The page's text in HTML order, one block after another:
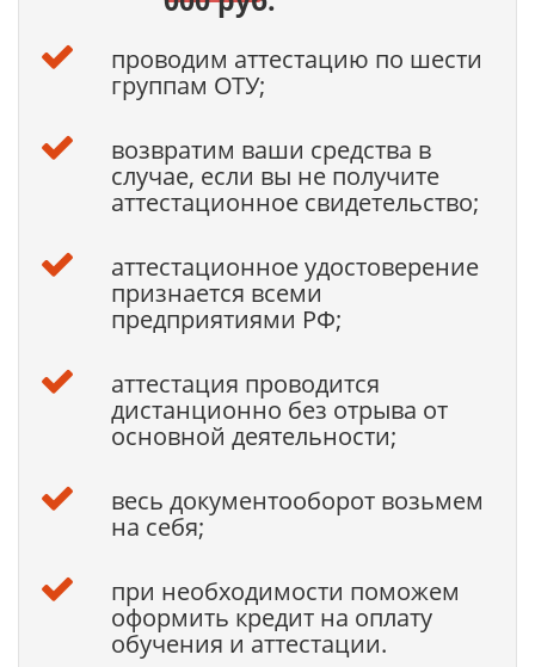
проводим аттестацию по шести
группам ОТУ;
возвратим ваши средства в
случае, если вы не получите
аттестационное свидетельство;
аттестационное удостоверение
признается всеми
предприятиями РФ;
аттестация проводится
дистанционно без отрыва от
основной деятельности;
весь документооборот возьмем
на себя;
при необходимости поможем
оформить кредит на оплату
обучения и аттестации.